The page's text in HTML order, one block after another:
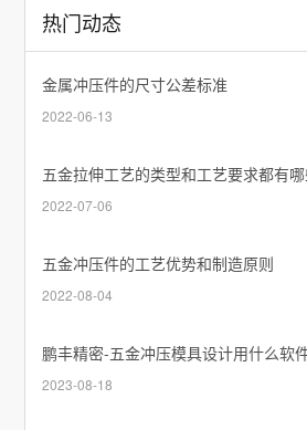
热门动态
金属冲压件的尺寸公差标准
2022-06-13
五金拉伸工艺的类型和工艺要求都有哪
2022-07-06
五金冲压件的工艺优势和制造原则
2022-08-04
鹏丰精密-五金冲压模具设计用什么软
2023-08-18